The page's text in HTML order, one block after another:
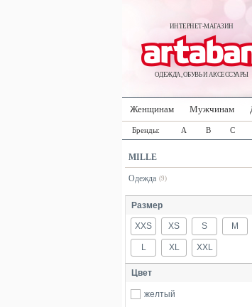
ИНТЕРНЕТ-МАГАЗИН
ОДЕЖДА, ОБУВЬ И АКСЕССУАРЫ
Женщинам Мужчинам
Бренды: A B C
MILLE
Одежда (9)
Размер
XXS XS S M
L XL XXL
Цвет
желтый